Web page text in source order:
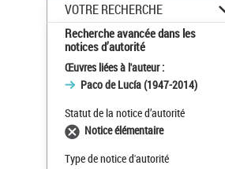
VOTRE RECHERCHE
Recherche avancée dans les
notices d’autorité
Œuvres liées à l'auteur :
Paco de Lucía (1947-2014)
Statut de la notice d’autorité
Notice élémentaire
Type de notice d'autorité